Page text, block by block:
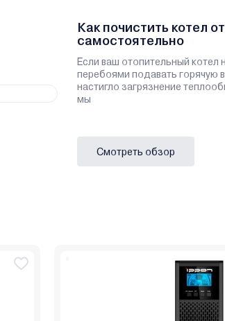
Как почистить котел
самостоятельно
Если ваш отопительный котел
перебоями подавать горячую
настигло загрязнение
мы
Смотреть обзор